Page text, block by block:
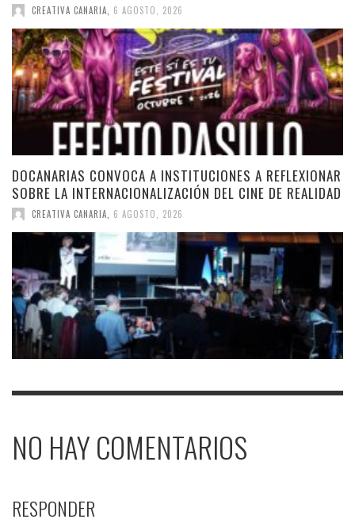
CREATIVA CANARIA 6 AGOSTO, 2026
DOCANARIAS CONVOCA A INSTITUCIONES A REFLEXIONAR
SOBRE LA INTERNACIONALIZACIÓN DEL CINE DE REALIDAD
CREATIVA CANARIA 6 AGOSTO, 2026
NO HAY COMENTARIOS
RESPONDER